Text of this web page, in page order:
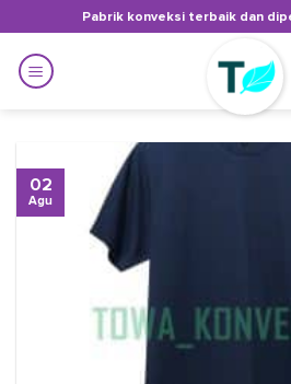
to
content
Pabrik konveksi terbaik dan
02
Agu